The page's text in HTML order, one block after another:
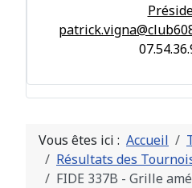
Vous êtes ici : Accueil
Résultats des
FIDE 337B - Grille